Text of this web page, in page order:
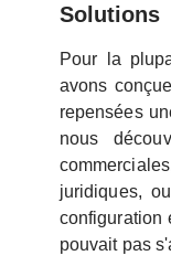
Solutions
Pour la
avons
repensées
nous
juridiques,
configuration
pouvait pas